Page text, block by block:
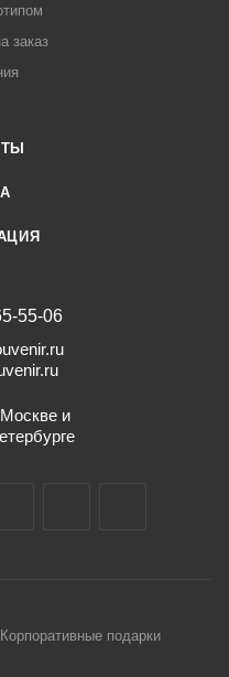
заказ
55-06
и
подарки